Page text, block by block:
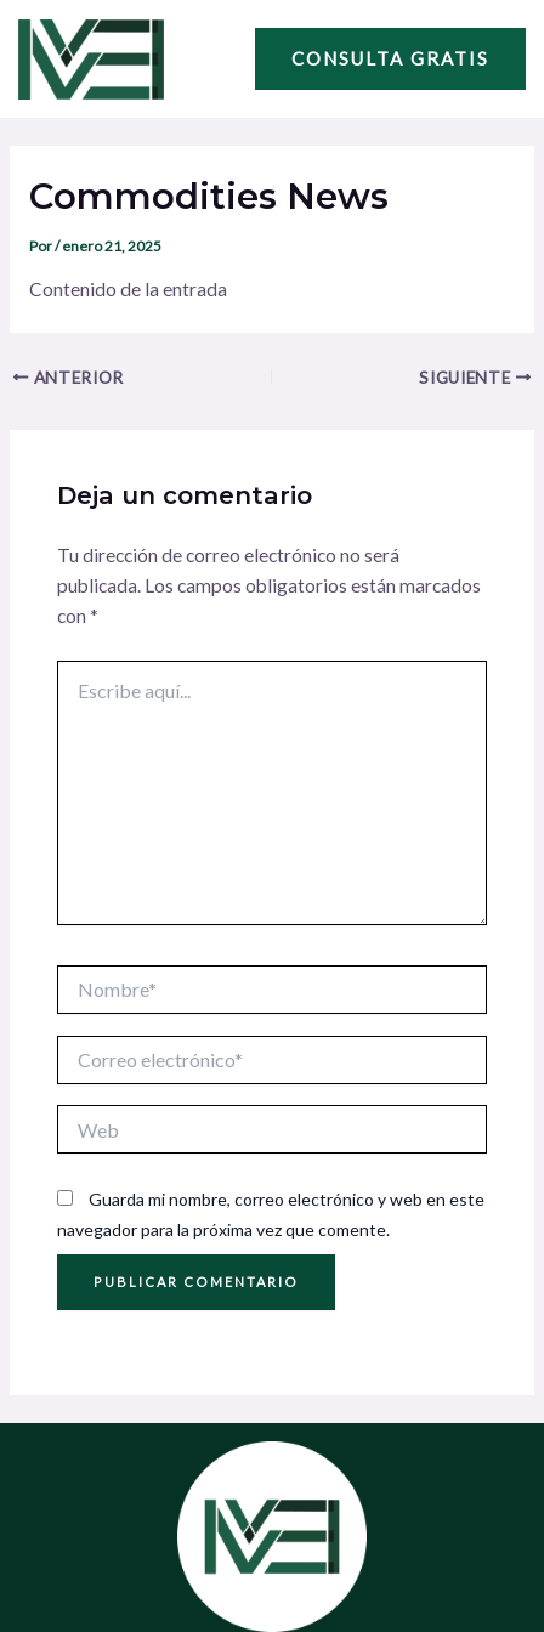
contenido
CONSULTA GRATIS
Commodities News
Por/enero 21, 2025
Contenido de la entrada
entradas
ANTERIOR SIGUIENTE
Deja un comentario
Tu dirección de correo electrónico no será
publicada. Los campos obligatorios están marcados
con *
aquí...
electrónico*
Guarda mi nombre, correo electrónico y web en este
navegador para la próxima vez que comente.